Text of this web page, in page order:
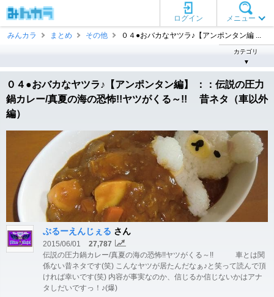
メニュー
ログイン
みんカラ
まとめ その他 ０４●おバカなヤツラ♪【アンポンタン編 ...
カテゴリ
▼
０４●おバカなヤツラ♪【アンポンタン編】 ：：伝説の圧力
鍋カレー/真夏の海の恐怖!!ヤツがくる～!! 昔ネタ（車以外
編）
ぶるーえんじぇる さん
2015/06/01
27,787
伝説の圧力鍋カレー/真夏の海の恐怖!!ヤツがくる～!! 車とは関
係ない昔ネタです(笑) こんなヤツが居たんだなぁ♪と笑って読んで頂
ければ幸いです(笑) 内容が事実なのか、信じるか信じないかはアナ
タしだいですっ！♪(爆)